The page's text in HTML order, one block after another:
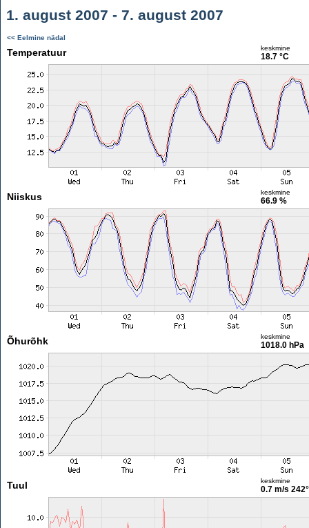
1. august 2007 - 7. august 2007
<< Eelmine nädal
Temperatuur keskmine
18.7 °C
Niiskus keskmine
66.9 %
Õhurõhk keskmine
1018.0 hPa
Tuul keskmine
0.7 m/s 242°